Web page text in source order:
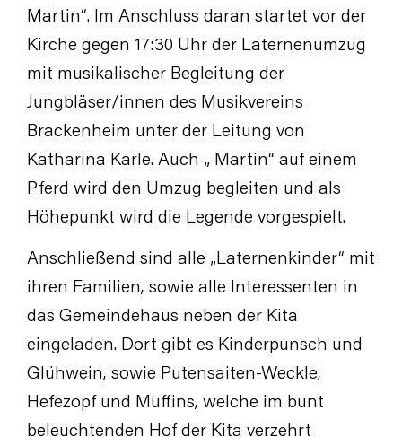
Martin“. Im Anschluss daran startet vor der
Kirche gegen 17:30 Uhr der Laternenumzug
mit musikalischer Begleitung der
Jungbläser/innen des Musikvereins
Brackenheim unter der Leitung von
Katharina Karle. Auch „ Martin“ auf einem
Pferd wird den Umzug begleiten und als
Höhepunkt wird die Legende vorgespielt.
Anschließend sind alle „Laternenkinder“ mit
ihren Familien, sowie alle Interessenten in
das Gemeindehaus neben der Kita
eingeladen. Dort gibt es Kinderpunsch und
Glühwein, sowie Putensaiten-Weckle,
Hefezopf und Muffins, welche im bunt
beleuchtenden Hof der Kita verzehrt